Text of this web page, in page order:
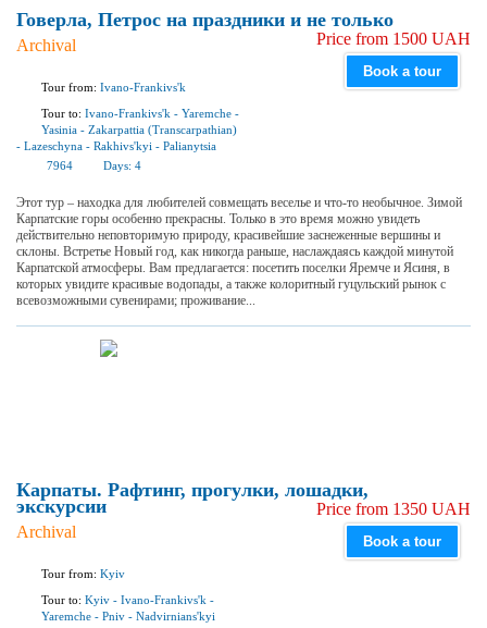
Говерла, Петрос на праздники и не только
Archival
Tour from: Ivano-Frankivs'k
Tour to: Ivano-Frankivs'k - Yaremchе -
Yasinia - Zakarpattia (Transcarpathian)
- Lazeschyna - Rakhivs'kyi - Palianytsia
7964
Days: 4
Price from 1500 UAH
Book a tour
Этот тур – находка для любителей совмещать веселье и что-то необычное. Зимой
Карпатские горы особенно прекрасны. Только в это время можно увидеть
действительно неповторимую природу, красивейшие заснеженные вершины и
склоны. Встретье Новый год, как никогда раньше, наслаждаясь каждой минутой
Карпатской атмосферы. Вам предлагается: посетить поселки Яремче и Ясиня, в
которых увидите красивые водопады, а также колоритный гуцульский рынок с
всевозможными сувенирами; проживание...
Карпаты. Рафтинг, прогулки, лошадки,
экскурсии
Archival
Tour from: Kyiv
Tour to: Kyiv - Ivano-Frankivs'k -
Yaremchе - Pniv - Nadvirnians'kyi
Price from 1350 UAH
Book a tour